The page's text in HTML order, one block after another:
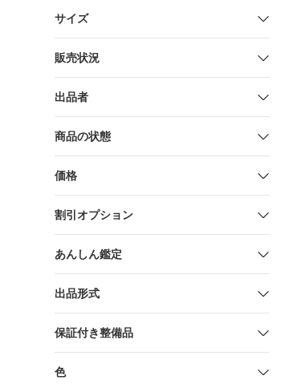
サイズ
販売状況
出品者
商品の状態
価格
割引オプション
あんしん鑑定
出品形式
保証付き整備品
色